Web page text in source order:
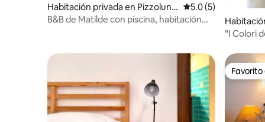
Habitación privada en Pizzolung
o
Calificación
5.0 (5)
B&B de Matilde con piscina, habitación
“I Colori